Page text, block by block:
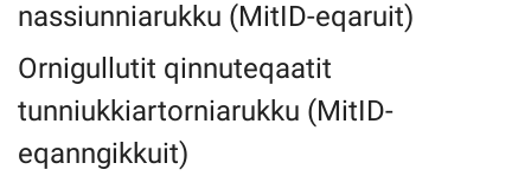
nassiunniarukku (MitID-eqaruit)
Ornigullutit qinnuteqaatit
tunniukkiartorniarukku (MitID-
eqanngikkuit)